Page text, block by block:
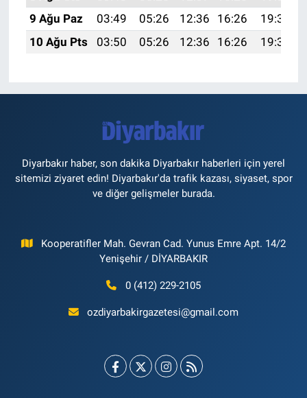
9 Ağu Paz
03:49 05:26 12:36 16:26 19:37
10 Ağu Pts
03:50 05:26 12:36 16:26 19:36
Diyarbakır haber, son dakika Diyarbakır haberleri için yerel
sitemizi ziyaret edin! Diyarbakır'da trafik kazası, siyaset, spor
ve diğer gelişmeler burada.
Kooperatifler Mah. Gevran Cad. Yunus Emre Apt. 14/2
Yenişehir / DİYARBAKIR
0 (412) 229-2105
ozdiyarbakirgazetesi@gmail.com